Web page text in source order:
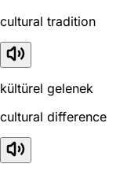
cultural tradition
kültürel gelenek
cultural difference